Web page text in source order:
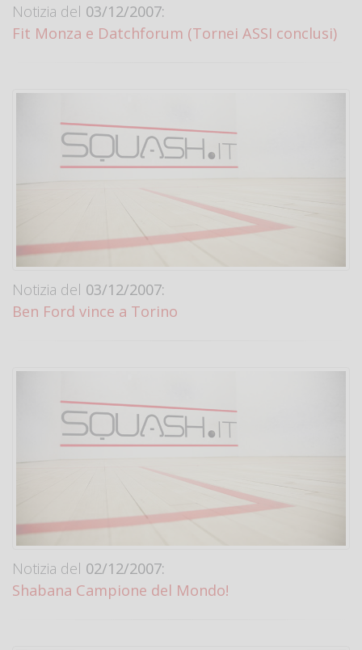
Notizia del 03/12/2007:
Fit Monza e Datchforum (Tornei ASSI conclusi)
Notizia del 03/12/2007:
Ben Ford vince a Torino
Notizia del 02/12/2007:
Shabana Campione del Mondo!